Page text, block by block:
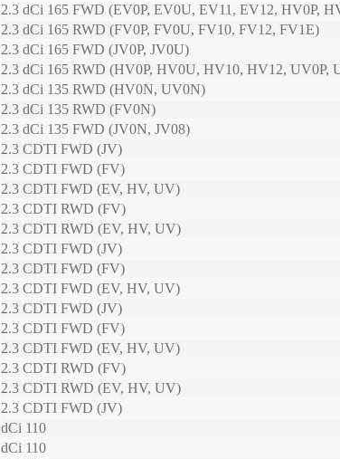
2.3 dCi 165 FWD (EV0P, EV0U, EV11, EV12, HV0P,
2.3 dCi 165 RWD (FV0P, FV0U, FV10, FV12, FV1E)
2.3 dCi 165 FWD (JV0P, JV0U)
2.3 dCi 165 RWD (HV0P, HV0U, HV10, HV12, UV0P,
2.3 dCi 135 RWD (HV0N, UV0N)
2.3 dCi 135 RWD (FV0N)
2.3 dCi 135 FWD (JV0N, JV08)
2.3 CDTI FWD (JV)
2.3 CDTI FWD (FV)
2.3 CDTI FWD (EV, HV, UV)
2.3 CDTI RWD (FV)
2.3 CDTI RWD (EV, HV, UV)
2.3 CDTI FWD (JV)
2.3 CDTI FWD (FV)
2.3 CDTI FWD (EV, HV, UV)
2.3 CDTI FWD (JV)
2.3 CDTI FWD (FV)
2.3 CDTI FWD (EV, HV, UV)
2.3 CDTI RWD (FV)
2.3 CDTI RWD (EV, HV, UV)
2.3 CDTI FWD (JV)
dCi 110
dCi 110